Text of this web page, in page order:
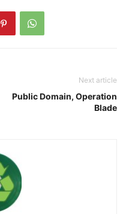
Next article
Public Domain, Operation
Blade